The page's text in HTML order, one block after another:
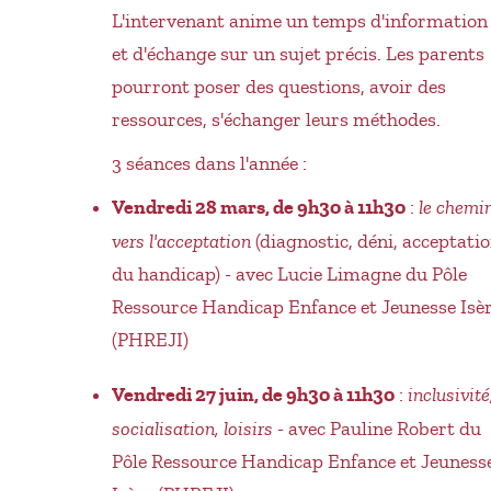
L'intervenant anime un temps d'information
et d'échange sur un sujet précis. Les parents
pourront poser des questions, avoir des
ressources, s'échanger leurs méthodes.
3 séances dans l'année :
Vendredi 28 mars, de 9h30 à 11h30 : le
vers l'acceptation (diagnostic, déni,
du handicap) - avec Lucie Limagne du Pôle
Ressource Handicap Enfance et Jeunesse
(PHREJI)
Vendredi 27 juin, de 9h30 à 11h30 :
socialisation, loisirs - avec Pauline Robert du
Pôle Ressource Handicap Enfance et